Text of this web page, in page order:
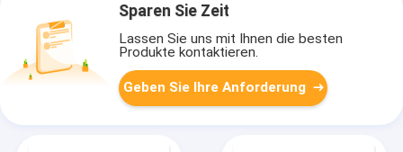
Sparen Sie Zeit
Lassen Sie uns mit Ihnen die besten
Produkte kontaktieren.
Geben Sie Ihre Anforderung